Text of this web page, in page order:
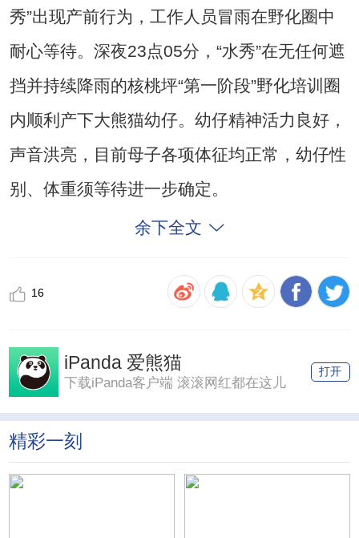
秀”出现产前行为，工作人员冒雨在野化圈中
耐心等待。深夜23点05分，“水秀”在无任何遮
挡并持续降雨的核桃坪“第一阶段”野化培训圈
内顺利产下大熊猫幼仔。幼仔精神活力良好，
声音洪亮，目前母子各项体征均正常，幼仔性
别、体重须等待进一步确定。
余下全文
16
iPanda 爱熊猫
下载iPanda客户端 滚滚网红都在这儿
打开
精彩一刻